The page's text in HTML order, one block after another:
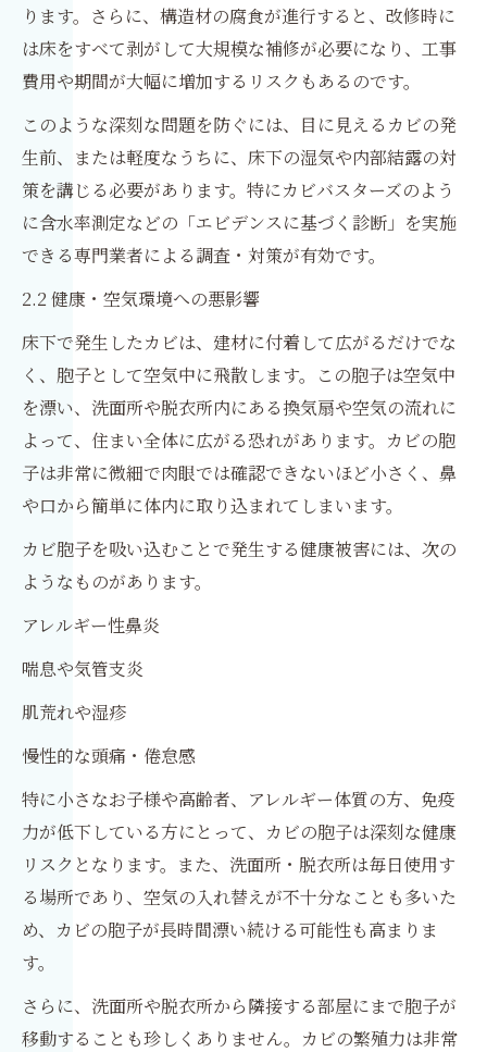
ります。さらに、構造材の腐食が進行すると、改修時に
は床をすべて剥がして大規模な補修が必要になり、工事
費用や期間が大幅に増加するリスクもあるのです。
このような深刻な問題を防ぐには、目に見えるカビの発
生前、または軽度なうちに、床下の湿気や内部結露の対
策を講じる必要があります。特にカビバスターズのよう
に含水率測定などの「エビデンスに基づく診断」を実施
できる専門業者による調査・対策が有効です。
2.2 健康・空気環境への悪影響
床下で発生したカビは、建材に付着して広がるだけでな
く、胞子として空気中に飛散します。この胞子は空気中
を漂い、洗面所や脱衣所内にある換気扇や空気の流れに
よって、住まい全体に広がる恐れがあります。カビの胞
子は非常に微細で肉眼では確認できないほど小さく、鼻
や口から簡単に体内に取り込まれてしまいます。
カビ胞子を吸い込むことで発生する健康被害には、次の
ようなものがあります。
アレルギー性鼻炎
喘息や気管支炎
肌荒れや湿疹
慢性的な頭痛・倦怠感
特に小さなお子様や高齢者、アレルギー体質の方、免疫
力が低下している方にとって、カビの胞子は深刻な健康
リスクとなります。また、洗面所・脱衣所は毎日使用す
る場所であり、空気の入れ替えが不十分なことも多いた
め、カビの胞子が長時間漂い続ける可能性も高まりま
す。
さらに、洗面所や脱衣所から隣接する部屋にまで胞子が
移動することも珍しくありません。カビの繁殖力は非常